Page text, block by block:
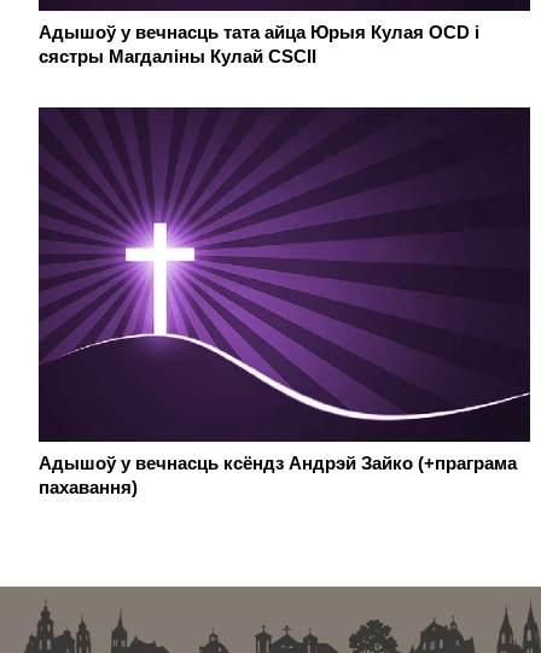
Адышоў у вечнасць тата айца Юрыя Кулая OCD і
сястры Магдаліны Кулай CSCII
Адышоў у вечнасць ксёндз Андрэй Зайко (+праграма
пахавання)